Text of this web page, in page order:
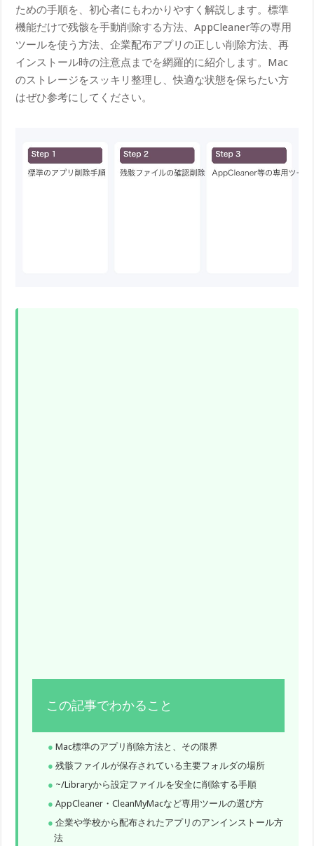
ための手順を、初心者にもわかりやすく解説します。標準
機能だけで残骸を手動削除する方法、AppCleaner等の専用
ツールを使う方法、企業配布アプリの正しい削除方法、再
インストール時の注意点までを網羅的に紹介します。Mac
のストレージをスッキリ整理し、快適な状態を保ちたい方
はぜひ参考にしてください。
この記事でわかること
Mac標準のアプリ削除方法と、その限界
残骸ファイルが保存されている主要フォルダの場所
~/Libraryから設定ファイルを安全に削除する手順
AppCleaner・CleanMyMacなど専用ツールの選び方
企業や学校から配布されたアプリのアンインストール方
法